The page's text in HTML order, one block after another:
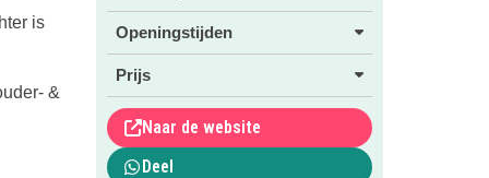
is
&
Openingstijden
Prijs
Naar de website
Deel